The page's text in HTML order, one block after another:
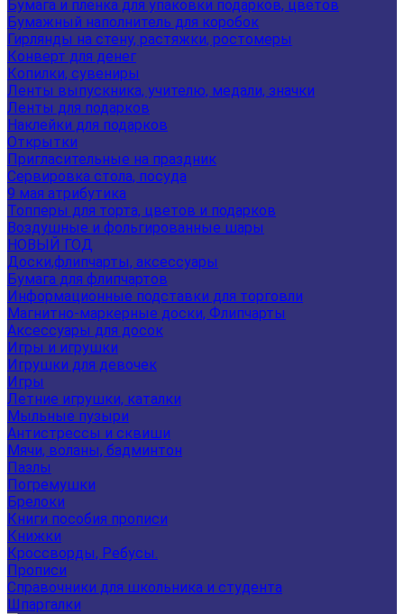
Бумага и пленка для упаковки подарков, цветов
Бумажный наполнитель для коробок
Гирлянды на стену, растяжки, ростомеры
Конверт для денег
Копилки, сувениры
Ленты выпускника, учителю, медали, значки
Ленты для подарков
Наклейки для подарков
Открытки
Пригласительные на праздник
Сервировка стола, посуда
9 мая атрибутика
Топперы для торта, цветов и подарков
Воздушные и фольгированные шары
НОВЫЙ ГОД
Доски,флипчарты, аксессуары
Бумага для флипчартов
Информационные подставки для торговли
Магнитно-маркерные доски, Флипчарты
Аксессуары для досок
Игры и игрушки
Игрушки для девочек
Игры
Летние игрушки, каталки
Мыльные пузыри
Антистрессы и сквиши
Мячи, воланы, бадминтон
Пазлы
Погремушки
Брелоки
Книги пособия прописи
Книжки
Кроссворды, Ребусы.
Прописи
Справочники для школьника и студента
Шпаргалки